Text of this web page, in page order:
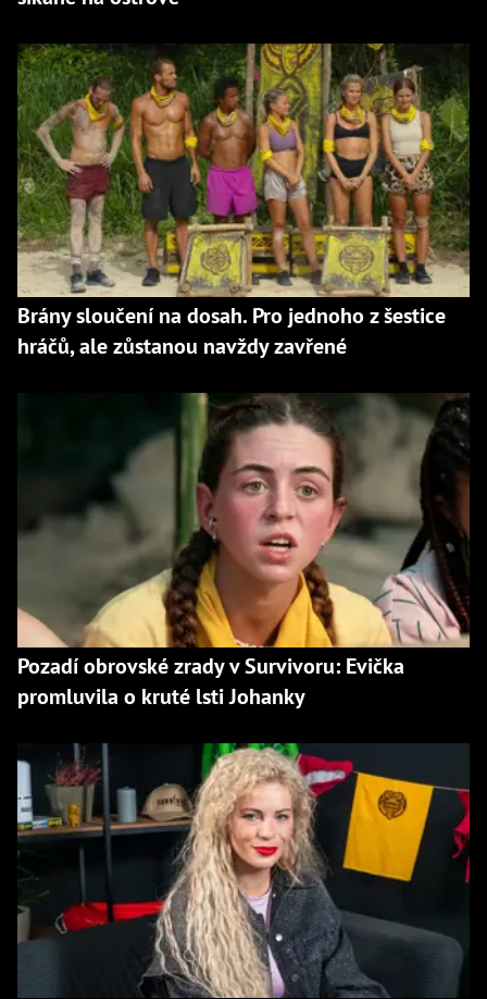
Brány sloučení na dosah. Pro jednoho z šestice
hráčů, ale zůstanou navždy zavřené
Pozadí obrovské zrady v Survivoru: Evička
promluvila o kruté lsti Johanky